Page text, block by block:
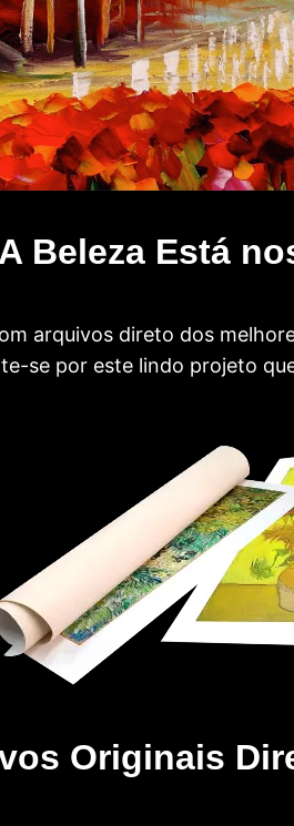
A Beleza Está
arquivos direto dos
se por este lindo projeto
Originais